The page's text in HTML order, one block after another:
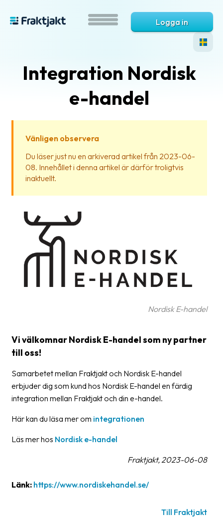
är
Fraktjakt?
Hjälp?
Vanliga
frågor
&
svar
Tulldeklarationer
Leveransvillkor
Upphämtningar
Logga in
Integration Nordisk
e-handel
Vänligen observera
Du läser just nu en arkiverad artikel från 2023-06-
08. Innehållet i denna artikel är därför troligtvis
inaktuellt.
Nordisk E-handel
Vi välkomnar Nordisk E-handel som ny partner
till oss!
Samarbetet mellan Fraktjakt och Nordisk E-handel
erbjuder dig som kund hos Nordisk E-handel en färdig
integration mellan Fraktjakt och din e-handel.
Här kan du läsa mer om integrationen
Läs mer hos Nordisk e-handel
Fraktjakt, 2023-06-08
Länk: https://www.nordiskehandel.se/
Till Fraktjakt